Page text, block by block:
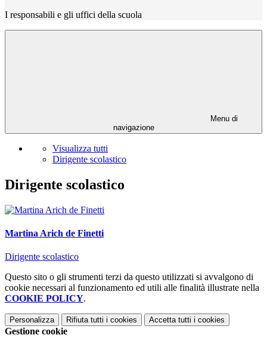
I responsabili e gli uffici della scuola
Menu di
navigazione
Visualizza tutti
Dirigente scolastico
Dirigente scolastico
Martina Arich de Finetti
Dirigente scolastico
Questo sito o gli strumenti terzi da questo utilizzati si avvalgono di
cookie necessari al funzionamento ed utili alle finalità illustrate nella
COOKIE POLICY.
Personalizza Rifiuta tutti i cookies Accetta tutti i cookies
Gestione cookie